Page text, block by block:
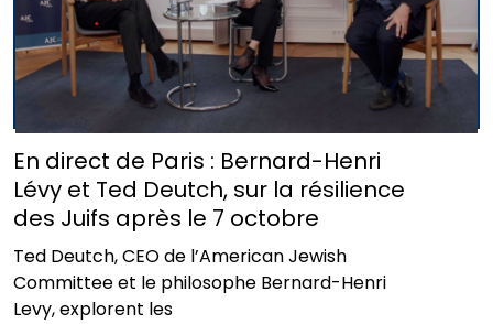
En direct de Paris : Bernard-Henri
Lévy et Ted Deutch, sur la résilience
des Juifs après le 7 octobre
Ted Deutch, CEO de l’American Jewish
Committee et le philosophe Bernard-Henri
Levy, explorent les